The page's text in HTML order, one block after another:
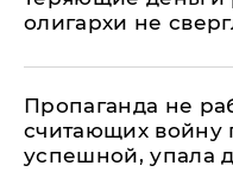
олигархи не
​Пропаганда не
считающих войну
успешной, упала